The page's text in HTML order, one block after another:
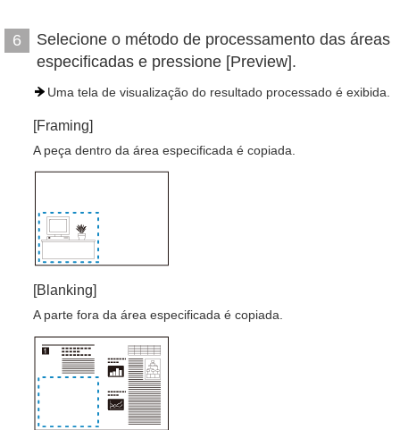
6
Selecione o método de processamento das áreas
especificadas e pressione [Preview].
Uma tela de visualização do resultado processado é exibida.
[Framing]
A peça dentro da área especificada é copiada.
[Blanking]
A parte fora da área especificada é copiada.